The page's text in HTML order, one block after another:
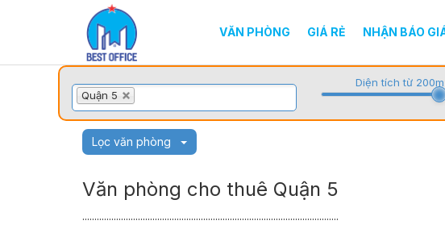
VĂN PHÒNG GIÁ RẺ NHẬN BÁO
Quận 5
Diện tích từ
Văn phòng cho thuê Quận 5
..........................................................................................................